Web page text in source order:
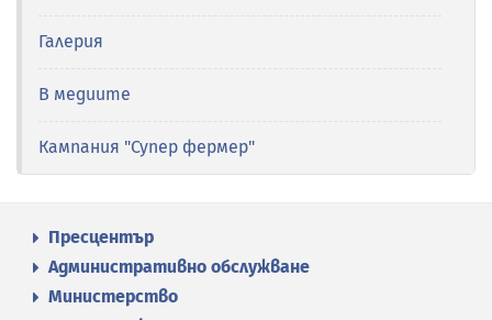
Галерия
В медиите
Кампания "Супер фермер"
Пресцентър
Административно обслужване
Министерство